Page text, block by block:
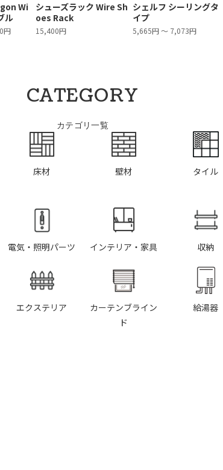
Wi
ル
円
シューズラック Wire Sh
oes Rack
15,400円
シェルフ シーリングタ
イプ
5,665円 ～ 7,073円
CATEGORY
カテゴリ一覧
床材 壁材 タイル
電気・照明パーツ インテリア・家具 収納
エクステリア
カーテンブライン
ド
給湯器